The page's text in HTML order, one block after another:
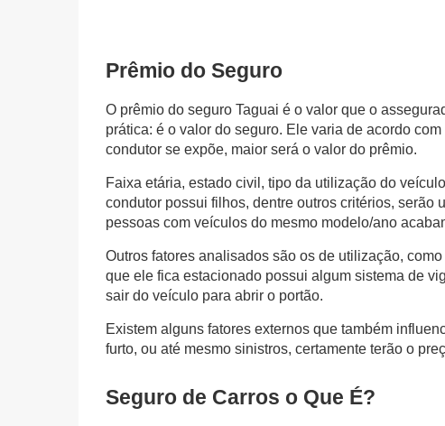
Prêmio do Seguro
O prêmio do seguro Taguai é o valor que o
prática: é o valor do seguro. Ele varia de acordo
condutor se expõe, maior será o valor do prêmio.
Faixa etária, estado civil, tipo da utilização do
condutor possui filhos, dentre outros critérios, serão
pessoas com veículos do mesmo modelo/ano
Outros fatores analisados são os de utilização,
que ele fica estacionado possui algum sistema de
sair do veículo para abrir o portão.
Existem alguns fatores externos que também
furto, ou até mesmo sinistros, certamente terão o
Seguro de Carros o Que É?